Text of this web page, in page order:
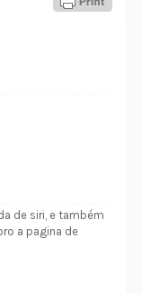
de siri, e também
a pagina de